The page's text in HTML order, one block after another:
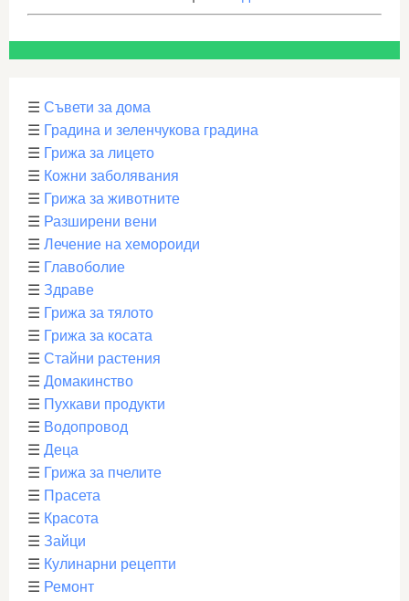
☰ Съвети за дома
☰ Градина и зеленчукова градина
☰ Грижа за лицето
☰ Кожни заболявания
☰ Грижа за животните
☰ Разширени вени
☰ Лечение на хемороиди
☰ Главоболие
☰ Здраве
☰ Грижа за тялото
☰ Грижа за косата
☰ Стайни растения
☰ Домакинство
☰ Пухкави продукти
☰ Водопровод
☰ Деца
☰ Грижа за пчелите
☰ Прасета
☰ Красота
☰ Зайци
☰ Кулинарни рецепти
☰ Ремонт